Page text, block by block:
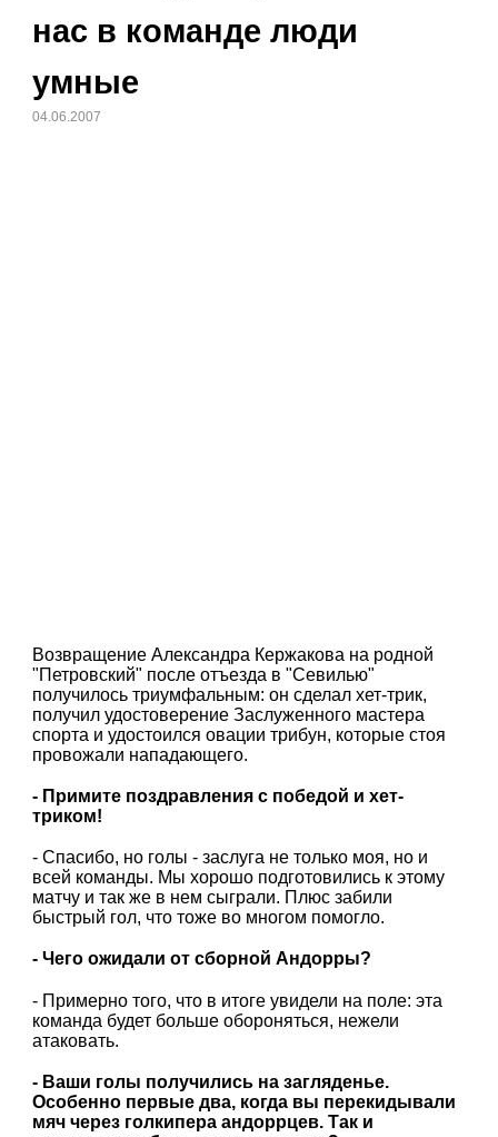
нас в команде люди
умные
04.06.2007
Возвращение Александра Кержакова на родной
"Петровский" после отъезда в "Севилью"
получилось триумфальным: он сделал хет-трик,
получил удостоверение Заслуженного мастера
спорта и удостоился овации трибун, которые стоя
провожали нападающего.
- Примите поздравления с победой и хет-
триком!
- Спасибо, но голы - заслуга не только моя, но и
всей команды. Мы хорошо подготовились к этому
матчу и так же в нем сыграли. Плюс забили
быстрый гол, что тоже во многом помогло.
- Чего ожидали от сборной Андорры?
- Примерно того, что в итоге увидели на поле: эта
команда будет больше обороняться, нежели
атаковать.
- Ваши голы получились на загляденье.
Особенно первые два, когда вы перекидывали
мяч через голкипера андоррцев. Так и